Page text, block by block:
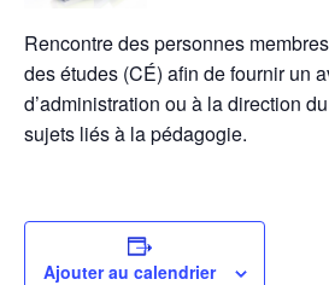
Rencontre des personnes
des études (CÉ) afin de fournir un
d’administration ou à la direction
sujets liés à la pédagogie.
Ajouter au calendrier